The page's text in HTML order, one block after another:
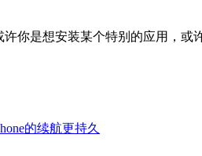
你是想安装某个特别的应用，